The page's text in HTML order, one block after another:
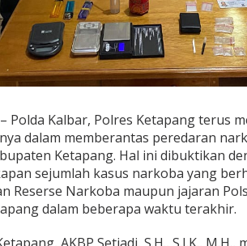
e
s
a
n
g
T
r
u
s
e
Polda Kalbar, Polres Ketapang terus
dalam memberantas peredaran
Ketapang. Hal ini dibuktikan
sejumlah kasus narkoba yang
Reserse Narkoba maupun jajaran
dalam beberapa waktu terakhir.